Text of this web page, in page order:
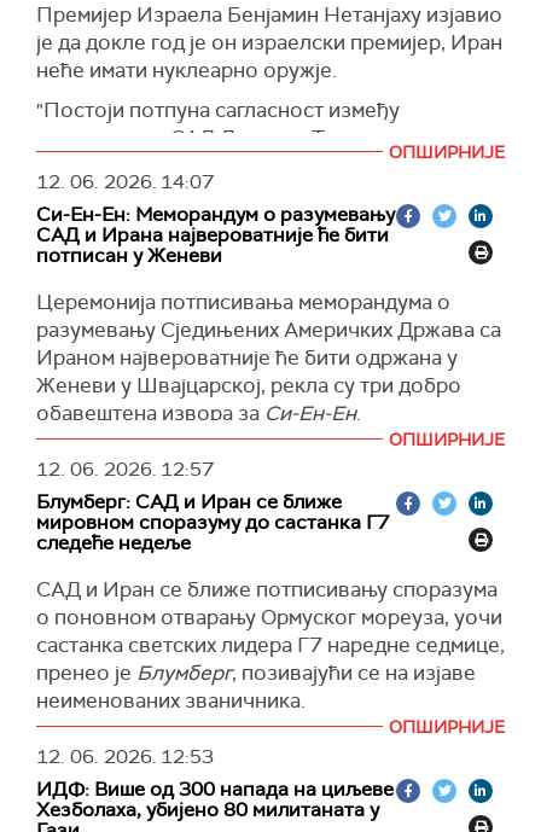
након завршетка рата. Главни циљ
потписивања јесте окончање рата на свим
фронтовима", објавили су тамошњи медији.
Иранска новинска агенција ИРНА преноси да
ће питање америчких санкција Ирану бити
меморандума и истека рока од 60 дана
предвиђеног за вођење мировних преговора.
"Иран се меморандумом не обавезује ни на
какве уступке у вези са нуклеарним питањем,
нити се друга страна обавезује на укидање
санкција. Уколико Техеран одлучи да потпише
меморандум, део средстава биће одмах
ослобођен, док ће остало бити одблокирано
(Танјуг)
Премијер Израела Бенјамин Нетанјаху изјавио
је да докле год је он израелски премијер, Иран
неће имати нуклеарно оружје.
"Постоји потпуна сагласност између
председника САД Доналда Трампа и мене по
Истиче, такође, да је више од три деценије
водио међународну борбу против иранског
нуклеарног програма.
"Без ове борбе, Иран би одавно добио
нуклеарне бомбе да уништи Израел", истакао
је израелски премијер.
(Times of Israel)
ОПШИРНИЈЕ
12. 06. 2026. 14:07
Си-Ен-Ен: Меморандум о разумевању
САД и Ирана највероватније ће бити
потписан у Женеви
Церемонија потписивања меморандума о
разумевању Сједињених Америчких Држава са
Ираном највероватније ће бити одржана у
Женеви у Швајцарској, рекла су три добро
обавештена извора за Си-Ен-Ен.
Један извор је рекао да би потписивање
меморандума могло да се одржи у недељу.
Два извора су навела да ће церемонија
потписивања бити одржана у Женеви,
недалеко од места где ће амерички
председник Доналд Трамп и делегација те
земље присуствовати самиту Г7 следеће
седмице у Француској.
Један од извора је рекао да ће церемонија
потписивања означити почетак "друге фазе“
дипломатских разговора, док званичници раде
на спровођењу меморандума о разумевању.
ОПШИРНИЈЕ
12. 06. 2026. 12:57
Блумберг: САД и Иран се ближе
мировном споразуму до састанка Г7
следеће недеље
САД и Иран се ближе потписивању споразума
о поновном отварању Ормуског мореуза, уочи
састанка светских лидера Г7 наредне седмице,
пренео је Блумберг, позивајући се на изјаве
неименованих званичника.
Званичник Г7, који је тражио да остане
анониман када је у питању разговор о
осетљивим питањима, рекао је да је високи
ирански званичник је наговестио да је
ОПШИРНИЈЕ
12. 06. 2026. 12:53
ИДФ: Више од 300 напада на циљеве
Хезболаха, убијено 80 милитаната у